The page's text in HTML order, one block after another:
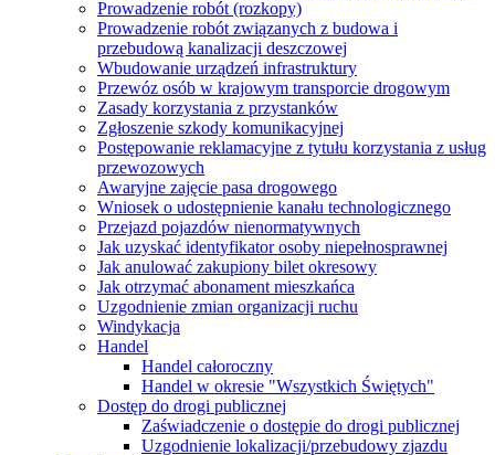
Prowadzenie robót (rozkopy)
Prowadzenie robót związanych z budowa i
przebudową kanalizacji deszczowej
Wbudowanie urządzeń infrastruktury
Przewóz osób w krajowym transporcie drogowym
Zasady korzystania z przystanków
Zgłoszenie szkody komunikacyjnej
Postępowanie reklamacyjne z tytułu korzystania z usług
przewozowych
Awaryjne zajęcie pasa drogowego
Wniosek o udostępnienie kanału technologicznego
Przejazd pojazdów nienormatywnych
Jak uzyskać identyfikator osoby niepełnosprawnej
Jak anulować zakupiony bilet okresowy
Jak otrzymać abonament mieszkańca
Uzgodnienie zmian organizacji ruchu
Windykacja
Handel
Handel całoroczny
Handel w okresie "Wszystkich Świętych"
Dostęp do drogi publicznej
Zaświadczenie o dostępie do drogi publicznej
Uzgodnienie lokalizacji/przebudowy zjazdu